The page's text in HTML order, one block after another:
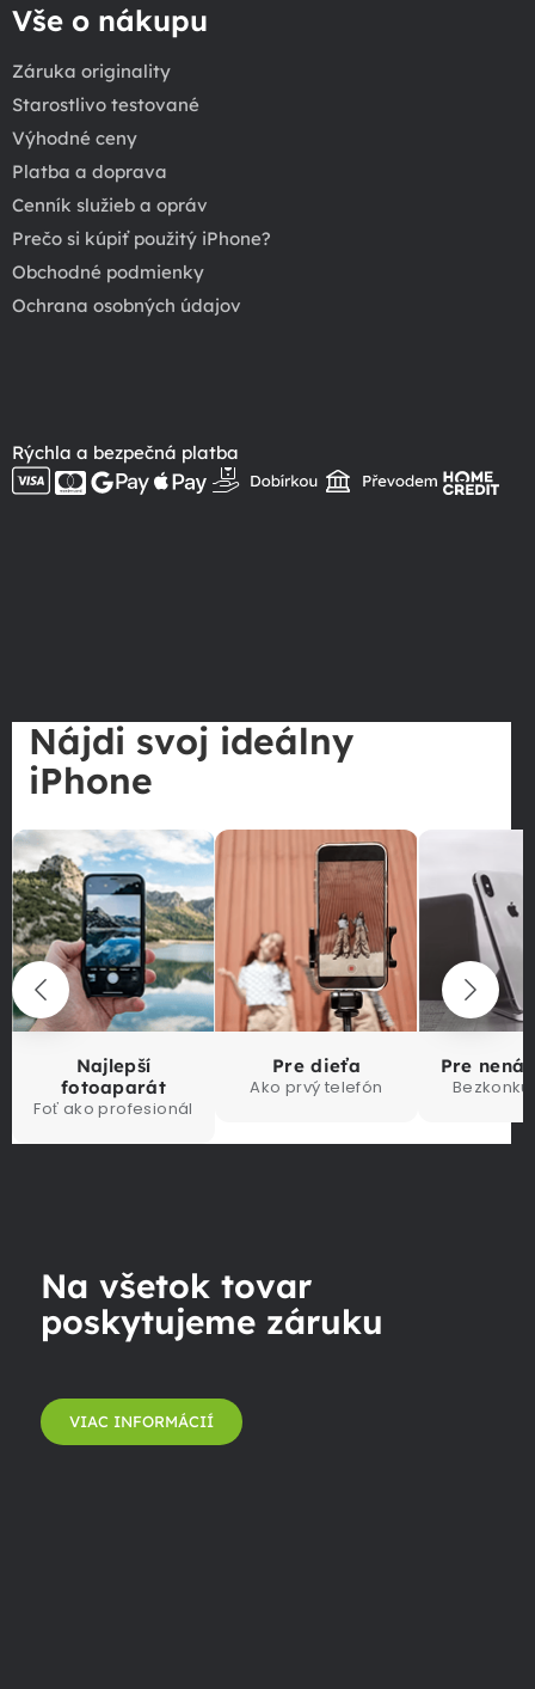
Vše o nákupu
Záruka originality
Starostlivo testované
Výhodné ceny
Platba a doprava
Cenník služieb a opráv
Prečo si kúpiť použitý iPhone?
Obchodné podmienky
Ochrana osobných údajov
Rýchla a bezpečná platba
Nájdi svoj ideálny
iPhone
Najlepší
fotoaparát
Foť ako profesionál
Pre dieťa
Ako prvý telefón
Pre
Na všetok tovar
poskytujeme záruku
VIAC INFORMÁCIÍ